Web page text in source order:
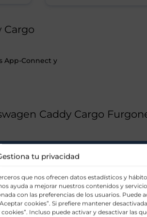
tu privacidad
que nos ofrecen datos estadísticos y
ayuda a mejorar nuestros contenidos y
con las preferencias de los usuarios. Puede
cookies”. Si prefiere mantener
Incluso puede activar y desactivar las
Cargo
App-Connect y
Caddy Cargo
ajuste de altura y pretensores
con desactivación del
para conductor y acompañante